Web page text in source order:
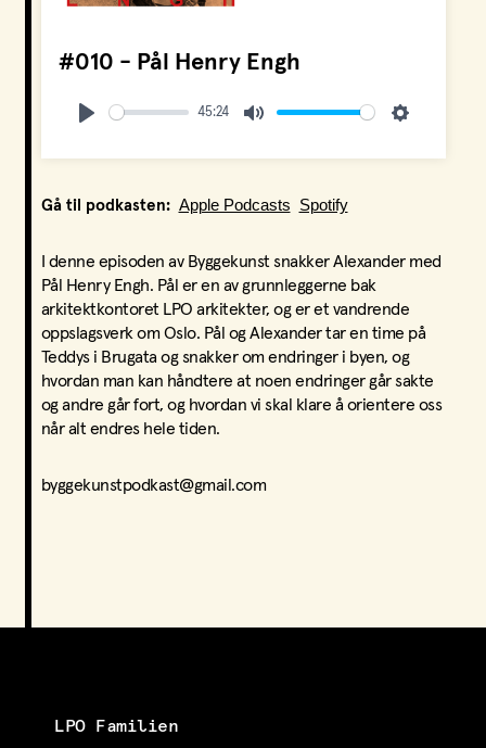
#010 - Pål Henry Engh
45:24
Gå til podkasten: Apple Podcasts Spotify
I denne episoden av Byggekunst snakker Alexander med
Pål Henry Engh. Pål er en av grunnleggerne bak
arkitektkontoret LPO arkitekter, og er et vandrende
oppslagsverk om Oslo. Pål og Alexander tar en time på
Teddys i Brugata og snakker om endringer i byen, og
hvordan man kan håndtere at noen endringer går sakte
og andre går fort, og hvordan vi skal klare å orientere oss
når alt endres hele tiden.
byggekunstpodkast@gmail.com
LPO Familien